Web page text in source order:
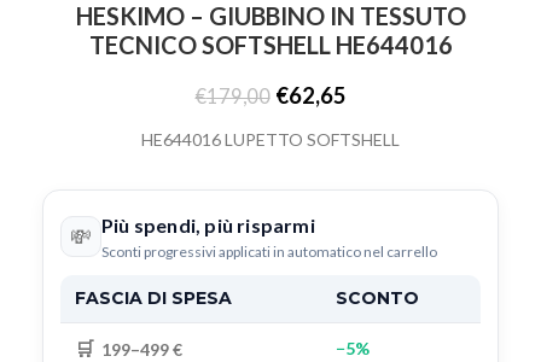
HESKIMO – GIUBBINO IN TESSUTO
TECNICO SOFTSHELL HE644016
€179,00 €62,65
HE644016 LUPETTO SOFTSHELL
💸 Più spendi, più risparmi
Sconti progressivi applicati in automatico nel carrello
FASCIA DI SPESA SCONTO
🛒 199–499 € −5%